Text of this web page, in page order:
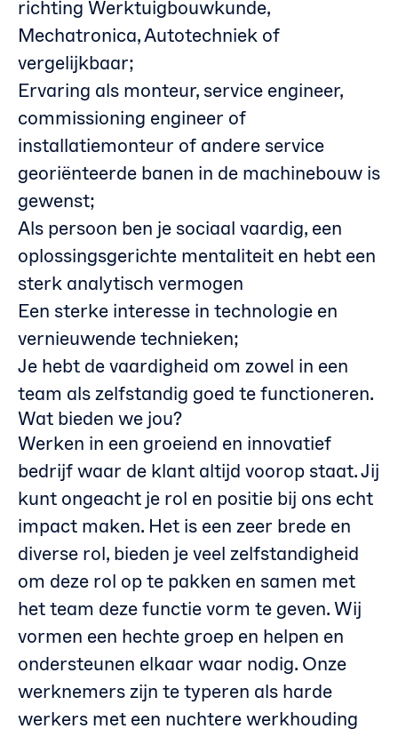
richting Werktuigbouwkunde,
Mechatronica, Autotechniek of
vergelijkbaar;
Ervaring als monteur, service engineer,
commissioning engineer of
installatiemonteur of andere service
georiënteerde banen in de machinebouw is
gewenst;
Als persoon ben je sociaal vaardig, een
oplossingsgerichte mentaliteit en hebt een
sterk analytisch vermogen
Een sterke interesse in technologie en
vernieuwende technieken;
Je hebt de vaardigheid om zowel in een
team als zelfstandig goed te functioneren.
Wat bieden we jou?
Werken in een groeiend en innovatief
bedrijf waar de klant altijd voorop staat. Jij
kunt ongeacht je rol en positie bij ons echt
impact maken. Het is een zeer brede en
diverse rol, bieden je veel zelfstandigheid
om deze rol op te pakken en samen met
het team deze functie vorm te geven. Wij
vormen een hechte groep en helpen en
ondersteunen elkaar waar nodig. Onze
werknemers zijn te typeren als harde
werkers met een nuchtere werkhouding